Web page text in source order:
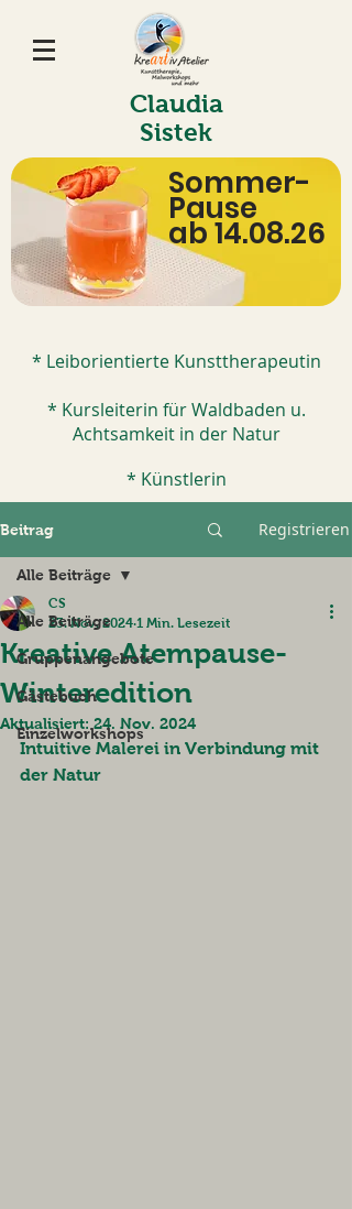
Claudia
Sistek
Sommer-
Pause
ab 14.08.26
* Leiborientierte Kunsttherapeutin
* Kursleiterin für Waldbaden u.
Achtsamkeit in der Natur
* Künstlerin​
Beitrag Registrieren
Alle Beiträge
Gruppenangebote
Gästebuch
Einzelworkshops
Alle Beiträge
Kreative Atempause-
Winteredition
CS
23. Nov. 2024 1 Min. Lesezeit
Aktualisiert: 24. Nov. 2024
Intuitive Malerei in Verbindung mit
der Natur